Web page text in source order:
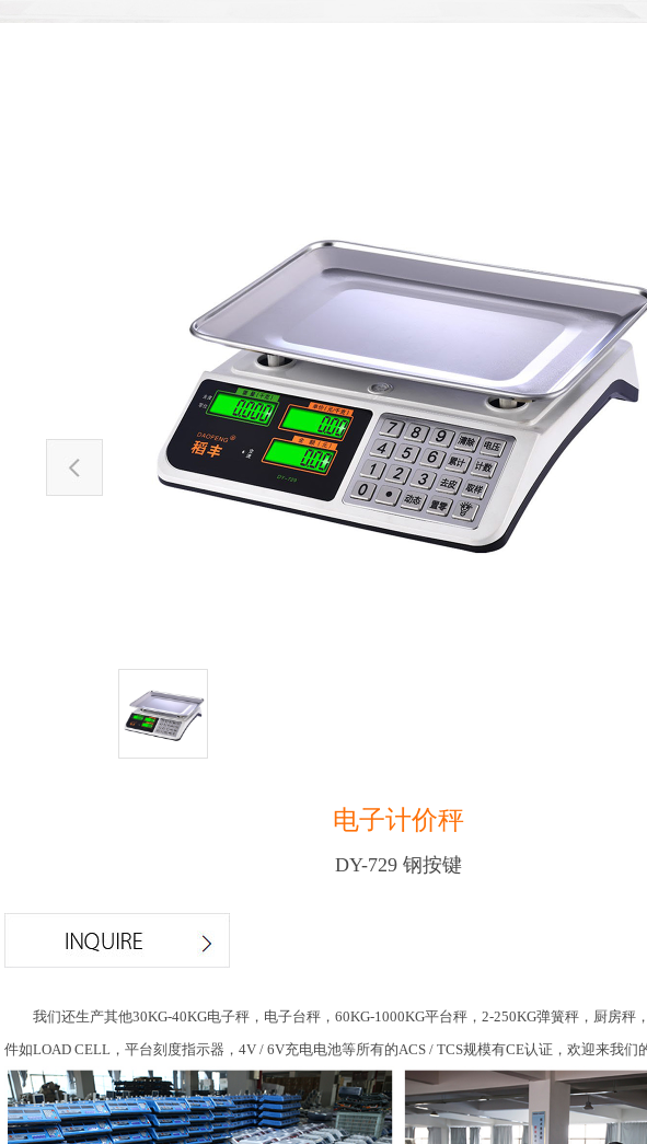
电子计价秤
DY-729 钢按键
我们还生产其他30KG-40KG电子秤，电子台秤，60KG-1000KG平台秤，2-250KG弹簧秤，厨房秤
件如LOAD CELL，平台刻度指示器，4V / 6V充电电池等所有的ACS / TCS规模有CE认证，欢迎来我们